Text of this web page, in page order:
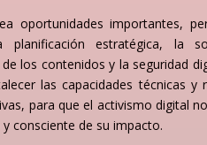
oportunidades importantes,
planificación estratégica, la
los contenidos y la seguridad
las capacidades técnicas y
para que el activismo digital
consciente de su impacto.